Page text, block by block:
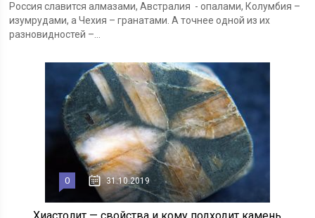
Россия славится алмазами, Австралия - опалами, Колумбия –
изумрудами, а Чехия – гранатами. А точнее одной из их
разновидностей –...
0 31.10.2019